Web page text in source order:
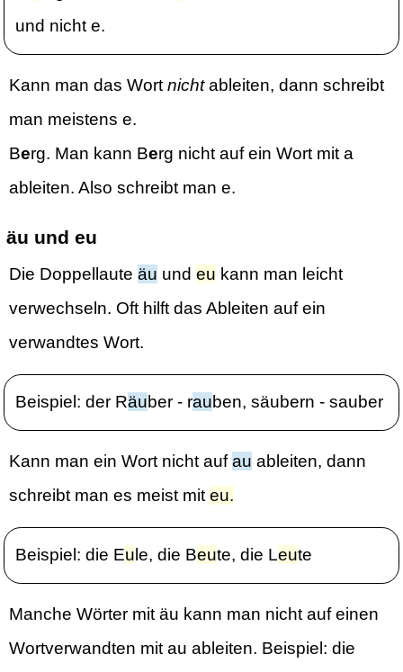
und nicht e.
Kann man das Wortnichtableiten, dann schreibt
man meistens e.
Berg. Man kann Berg nicht auf ein Wort mit a
ableiten. Also schreibt man e.
äu und eu
Die Doppellauteäu undeu kann man leicht
verwechseln. Oft hilft das Ableiten auf ein
verwandtes Wort.
Beispiel: der Räuber - rauben, säubern - sauber
Kann man ein Wort nicht aufau ableiten, dann
schreibt man es meist miteu.
Beispiel: die Eu le, die Beute, die Leute
Manche Wörter mit äu kann man nicht auf einen
Wortverwandten mit au ableiten. Beispiel: die